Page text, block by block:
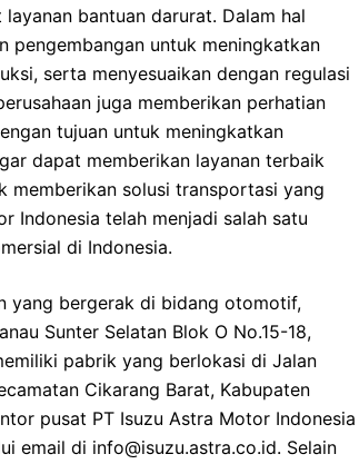
bantuan darurat. Dalam hal
pengembangan untuk meningkatkan
serta menyesuaikan dengan regulasi
juga memberikan perhatian
tujuan untuk meningkatkan
dapat memberikan layanan terbaik
memberikan solusi transportasi yang
Indonesia telah menjadi salah satu
di Indonesia.
yang bergerak di bidang otomotif,
Sunter Selatan Blok O No.15-18,
pabrik yang berlokasi di Jalan
Cikarang Barat, Kabupaten
pusat PT Isuzu Astra Motor Indonesia
email di info@isuzu.astra.co.id. Selain